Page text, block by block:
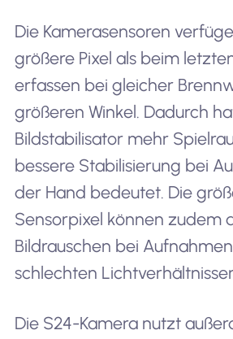
Die Kamerasensoren
größere Pixel als beim
erfassen bei gleicher
größeren Winkel. Dadurch
Bildstabilisator mehr
bessere Stabilisierung bei
der Hand bedeutet. Die
Sensorpixel können zudem
Bildrauschen bei
schlechten
Die S24-Kamera nutzt